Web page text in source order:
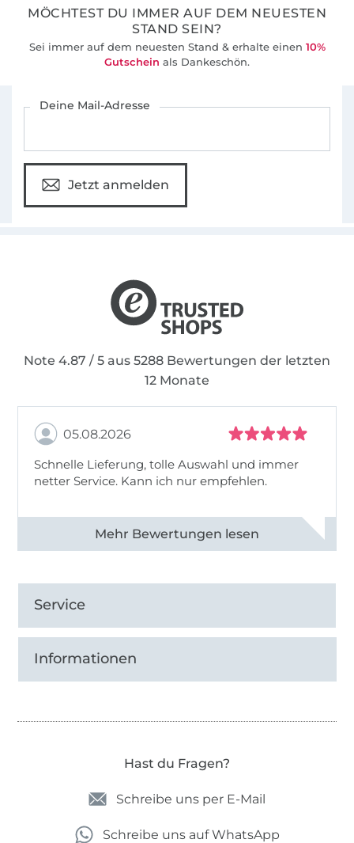
MÖCHTEST DU IMMER AUF DEM NEUESTEN
STAND SEIN?
Sei immer auf dem neuesten Stand & erhalte einen 10%
Gutschein als Dankeschön.
Deine Mail-Adresse
Jetzt anmelden
Note 4.87 / 5 aus 5288 Bewertungen der letzten
12 Monate
05.08.2026
Schnelle Lieferung, tolle Auswahl und immer
netter Service. Kann ich nur empfehlen.
Alle 82930 Bewertungen ansehen
Service
Informationen
Hast du Fragen?
Schreibe uns per E-Mail
Schreibe uns auf WhatsApp